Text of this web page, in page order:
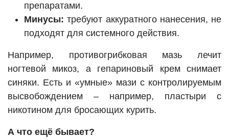
препаратами.
Минусы: требуют аккуратного нанесения, не
подходят для системного действия.
Например, противогрибковая мазь лечит
ногтевой микоз, а гепариновый крем снимает
синяки. Есть и «умные» мази с контролируемым
высвобождением – например, пластыри с
никотином для бросающих курить.
А что ещё бывает?